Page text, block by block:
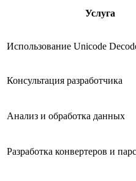
Услуга
Использование Unicode
Консультация разработчика
Анализ и обработка данных
Разработка конвертеров и